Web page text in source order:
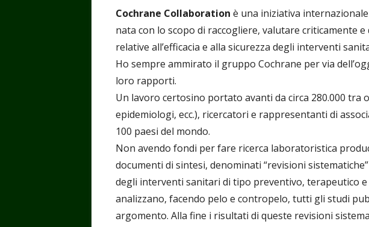
Cochrane Collaboration è una iniziativa
nata con lo scopo di raccogliere, valutare criticamente
relative all’efficacia e alla sicurezza degli interventi
Ho sempre ammirato il gruppo Cochrane per via
loro rapporti.
Un lavoro certosino portato avanti da circa 280.000 tra
epidemiologi, ecc.), ricercatori e rappresentanti di
100 paesi del mondo.
Non avendo fondi per fare ricerca laboratoristica
documenti di sintesi, denominati “revisioni
degli interventi sanitari di tipo preventivo, terapeutico
analizzano, facendo pelo e contropelo, tutti gli studi
argomento. Alla fine i risultati di queste revisioni